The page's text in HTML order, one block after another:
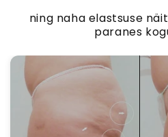
ning naha elastsuse
paranes